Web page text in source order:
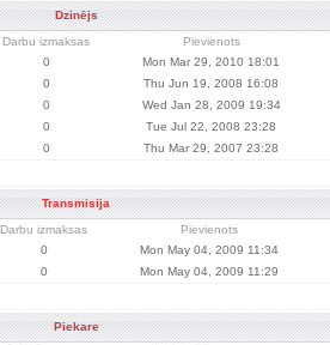
Dzinējs
Darbu izmaksas Pievienots
0 Mon Mar 29, 2010 18:01
0 Thu Jun 19, 2008 16:08
0 Wed Jan 28, 2009 19:34
0 Tue Jul 22, 2008 23:28
0 Thu Mar 29, 2007 23:28
Transmisija
Darbu izmaksas Pievienots
0 Mon May 04, 2009 11:34
0 Mon May 04, 2009 11:29
Piekare